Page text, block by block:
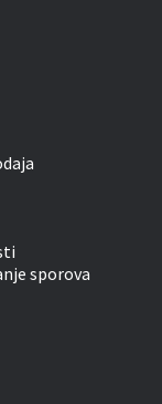
sporova